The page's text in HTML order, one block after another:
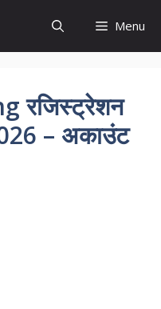
Menu
रजिस्ट्रेशन
– अकाउंट